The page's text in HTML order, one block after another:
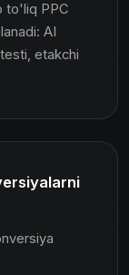
to'liq PPC
AI
etakchi